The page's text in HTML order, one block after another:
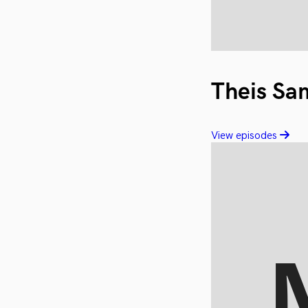
Theis
View episodes